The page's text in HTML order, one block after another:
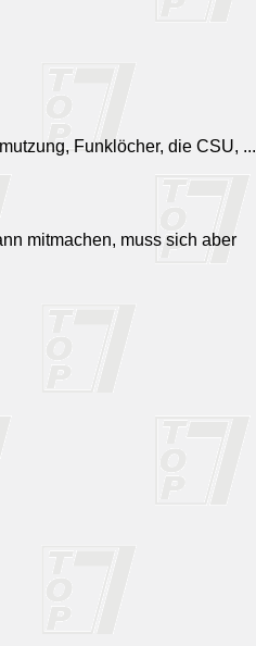
Funklöcher, die CSU, ...
mitmachen, muss sich aber